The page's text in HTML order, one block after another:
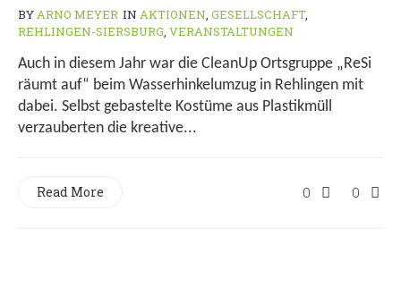
BYARNO MEYER IN AKTIONEN, GESELLSCHAFT,
REHLINGEN-SIERSBURG, VERANSTALTUNGEN
Auch in diesem Jahr war die CleanUp Ortsgruppe „ReSi
räumt auf“ beim Wasserhinkelumzug in Rehlingen mit
dabei. Selbst gebastelte Kostüme aus Plastikmüll
verzauberten die kreative...
0 0
Read More